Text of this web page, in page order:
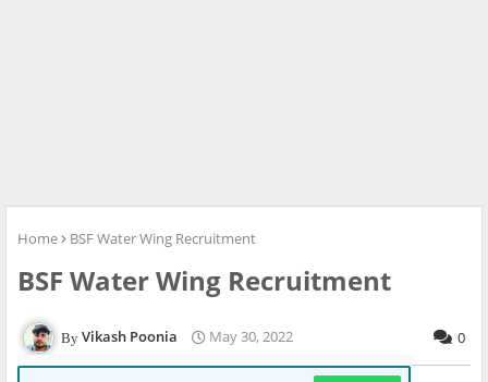
Home BSF Water Wing Recruitment
BSF Water Wing Recruitment
Vikash Poonia May 30, 2022 0